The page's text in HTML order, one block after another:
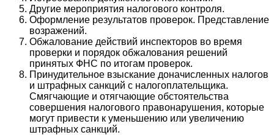
Другие мероприятия налогового контроля.
Оформление результатов проверок. Представление
возражений.
Обжалование действий инспекторов во время
проверки и порядок обжалования решений
принятых ФНС по итогам проверок.
Принудительное взыскание доначисленных налогов
и штрафных санкций с налогоплательщика.
Смягчающие и отягчающие обстоятельства
совершения налогового правонарушения, которые
могут привести к уменьшению или увеличению
штрафных санкций.